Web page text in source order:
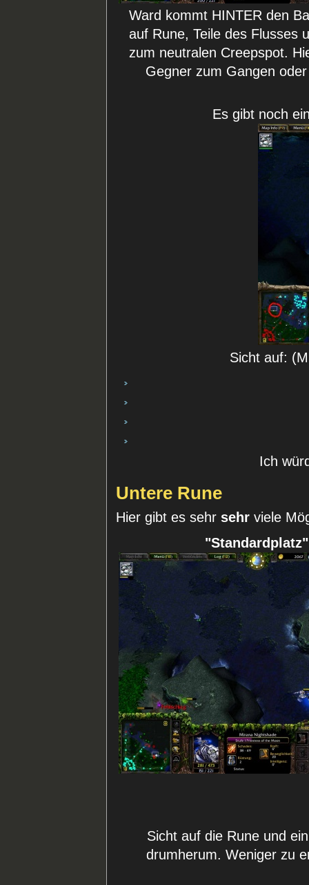
Ward kommt HINTER den
auf Rune, Teile des Flusses
zum neutralen Creepspot.
Gegner zum Gangen
Es gibt noch
Sicht auf:
Ich
Untere Rune
Hier gibt es sehr sehr viele
"Standardplatz"
Sicht auf die Rune und
drumherum. Weniger zu